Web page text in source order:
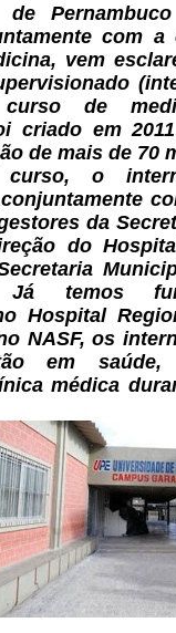
de
com a
vem
de
criado em
de mais de 70
o
da
do
temos
Hospital
NASF, os
em saúde,
médica